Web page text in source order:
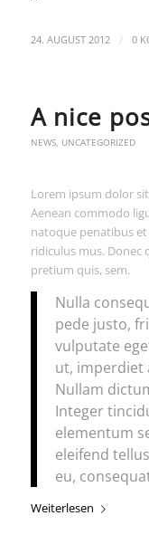
24. AUGUST 2012 / 0
A nice
NEWS, UNCATEGORIZED
Lorem ipsum dolor
Aenean commodo
natoque penatibus
ridiculus mus. Donec
pretium quis, sem.
Nulla
pede justo,
vulputate
ut, imperdiet
Nullam
Integer
elementum
eleifend
eu,
Weiterlesen